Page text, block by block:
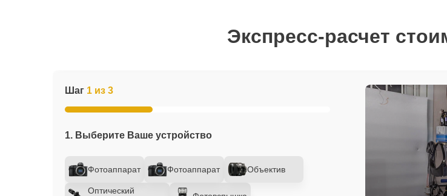
Экспресс-расчет
Шаг 1 из 3
1. Выберите Ваше устройство
Фотоаппарат Фотоаппарат Объектив
Оптический